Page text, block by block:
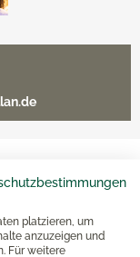
platzieren, um
anzuzeigen und
Für weitere